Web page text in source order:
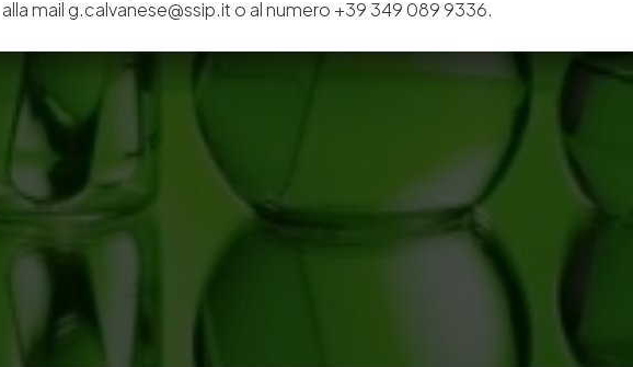
alla mail g.calvanese@ssip.it o al numero +39 349 089 9336.